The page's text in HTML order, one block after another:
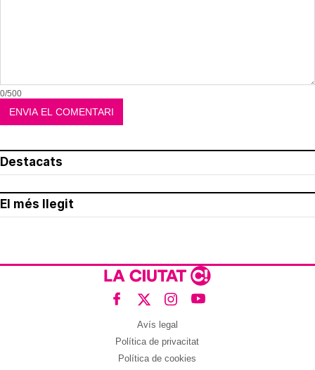
0/500
Destacats
El més llegit
Avís legal
Política de privacitat
Política de cookies